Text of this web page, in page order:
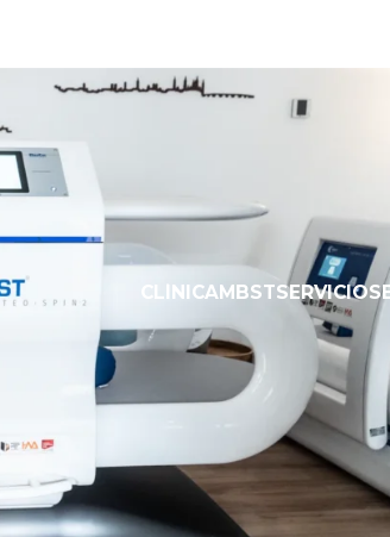
CLÍNICAMBSTSERVICIOS